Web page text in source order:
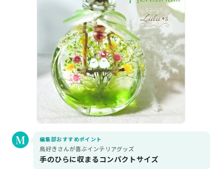
編集部おすすめポイント
鳥好きさんが喜ぶインテリアグッズ
手のひらに収まるコンパクトサイズ